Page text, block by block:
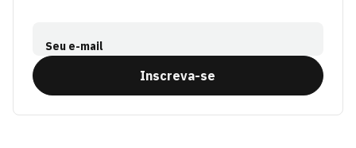
Seu e-mail
Inscreva-se